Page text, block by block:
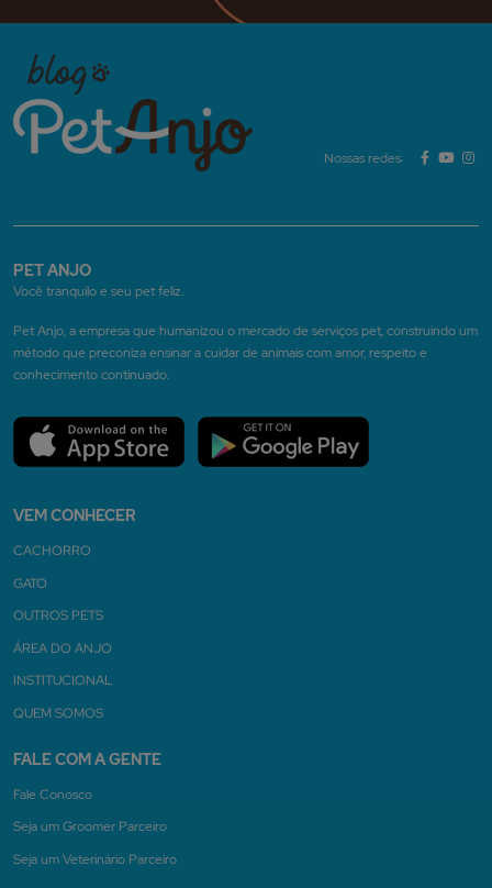
Nossas redes:
PET ANJO
Você tranquilo e seu pet feliz.
Pet Anjo, a empresa que humanizou o mercado de serviços pet, construindo um
método que preconiza ensinar a cuidar de animais com amor, respeito e
conhecimento continuado.
VEM CONHECER
CACHORRO
GATO
OUTROS PETS
ÁREA DO ANJO
INSTITUCIONAL
QUEM SOMOS
FALE COM A GENTE
Fale Conosco
Seja um Groomer Parceiro
Seja um Veterinário Parceiro